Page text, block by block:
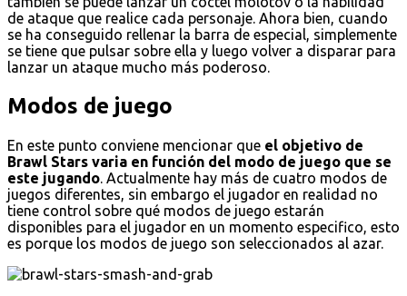
de ataque que realice cada personaje. Ahora bien, cuando
se ha conseguido rellenar la barra de especial, simplemente
se tiene que pulsar sobre ella y luego volver a disparar para
lanzar un ataque mucho más poderoso.
Modos de juego
En este punto conviene mencionar que el objetivo de
Brawl Stars varia en función del modo de juego que se
este jugando. Actualmente hay más de cuatro modos de
juegos diferentes, sin embargo el jugador en realidad no
tiene control sobre qué modos de juego estarán
disponibles para el jugador en un momento especifico, esto
es porque los modos de juego son seleccionados al azar.